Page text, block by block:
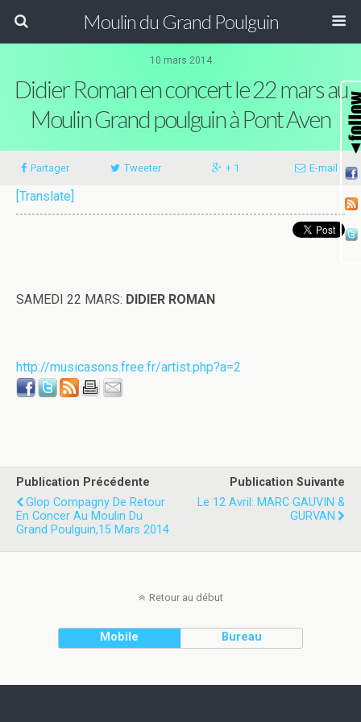
Moulin du Grand Poulguin
10 mars 2014
Didier Roman en concert le 22 mars au
Moulin Grand poulguin à Pont Aven
Partager Tweeter + 1 E-mail
[Translate]
SAMEDI 22 MARS: DIDIER ROMAN
http://musicasons.free.fr/artist.php?a=2
Publication Précédente
Glop Compagny De Retour
En Concer Au Moulin Du
Grand Poulguin,15 Mars 2014
Publication Suivante
Le 12 Avril: MARC GAUVIN &
GURVAN
Retour au début
Mobile Bureau